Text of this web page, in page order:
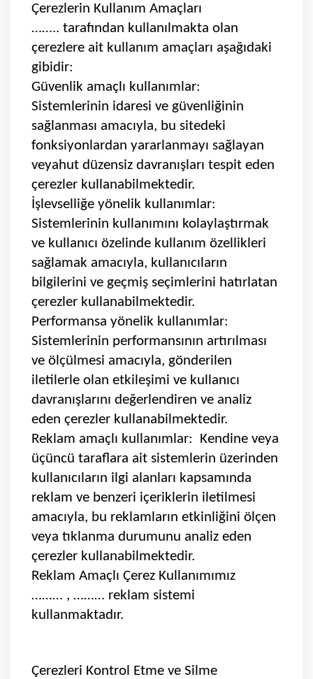
Çerezlerin Kullanım Amaçları
…….. tarafından kullanılmakta olan
çerezlere ait kullanım amaçları aşağıdaki
gibidir:
Güvenlik amaçlı kullanımlar:
Sistemlerinin idaresi ve güvenliğinin
sağlanması amacıyla, bu sitedeki
fonksiyonlardan yararlanmayı sağlayan
veyahut düzensiz davranışları tespit eden
çerezler kullanabilmektedir.
İşlevselliğe yönelik kullanımlar:
Sistemlerinin kullanımını kolaylaştırmak
ve kullanıcı özelinde kullanım özellikleri
sağlamak amacıyla, kullanıcıların
bilgilerini ve geçmiş seçimlerini hatırlatan
çerezler kullanabilmektedir.
Performansa yönelik kullanımlar:
Sistemlerinin performansının artırılması
ve ölçülmesi amacıyla, gönderilen
iletilerle olan etkileşimi ve kullanıcı
davranışlarını değerlendiren ve analiz
eden çerezler kullanabilmektedir.
Reklam amaçlı kullanımlar: Kendine veya
üçüncü taraflara ait sistemlerin üzerinden
kullanıcıların ilgi alanları kapsamında
reklam ve benzeri içeriklerin iletilmesi
amacıyla, bu reklamların etkinliğini ölçen
veya tıklanma durumunu analiz eden
çerezler kullanabilmektedir.
Reklam Amaçlı Çerez Kullanımımız
……… , ……… reklam sistemi
kullanmaktadır.
Çerezleri Kontrol Etme ve Silme